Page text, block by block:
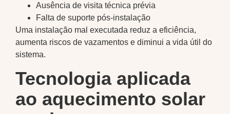
Ausência de visita técnica prévia
Falta de suporte pós-instalação
Uma instalação mal executada reduz a eficiência,
aumenta riscos de vazamentos e diminui a vida útil do
sistema.
Tecnologia aplicada
ao aquecimento solar